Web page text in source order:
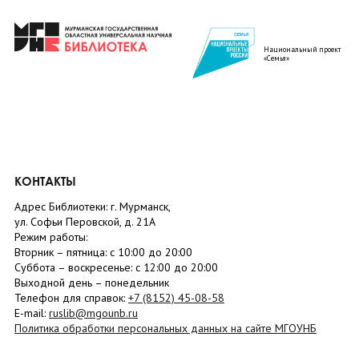
Национальный проект
«Семья»
КОНТАКТЫ
Адрес Библиотеки: г. Мурманск,
ул. Софьи Перовской, д. 21А
Режим работы:
Вторник – пятница: с 10:00 до 20:00
Суббота – воскресенье: c 12:00 до 20:00
Выходной день – понедельник
Телефон для справок: +7 (8152) 45-08-58
E-mail: ruslib@mgounb.ru
Политика обработки персональных данных на сайте МГОУНБ